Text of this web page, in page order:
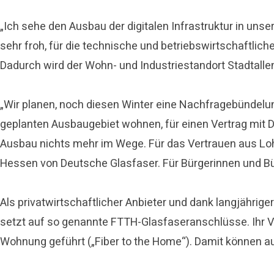
„Ich sehe den Ausbau der digitalen Infrastruktur in
sehr froh, für die technische und
Dadurch wird der Wohn- und Industriestandort
„Wir planen, noch diesen Winter eine
geplanten Ausbaugebiet wohnen, für einen Vertrag
Ausbau nichts mehr im Wege. Für das Vertrauen aus
Hessen von Deutsche Glasfaser. Für Bürgerinnen und
Als privatwirtschaftlicher Anbieter und dank
setzt auf so genannte FTTH-Glasfaseranschlüsse. Ihr
Wohnung geführt („Fiber to the Home“). Damit